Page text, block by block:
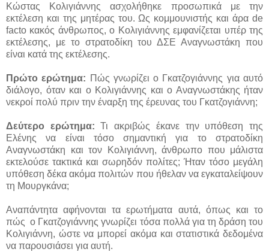
Κώστας Κολιγιάννης ασχολήθηκε προσωπικά με την
εκτέλεση και της μητέρας του. Ως κομμουνιστής και άρα de
facto κακός άνθρωπος, ο Κολιγιάννης εμφανίζεται υπέρ της
εκτέλεσης, με το στρατοδίκη του ΔΣΕ Αναγνωστάκη που
είναι κατά της εκτέλεσης.
Πρώτο ερώτημα: Πώς γνωρίζει ο Γκατζογιάννης για αυτό
διάλογο, όταν και ο Κολιγιάννης και ο Αναγνωστάκης ήταν
νεκροί πολύ πριν την έναρξη της έρευνας του Γκατζογιάννη;
Δεύτερο ερώτημα:Τι ακριβώς έκανε την υπόθεση της
Ελένης να είναι τόσο σημαντική για το στρατοδίκη
Αναγνωστάκη και τον Κολιγιάννη, άνθρωπο που μάλιστα
εκτελούσε τακτικά και σωρηδόν πολίτες; Ήταν τόσο μεγάλη
υπόθεση δέκα ακόμα πολιτών που ήθελαν να εγκαταλείψουν
τη Μουργκάνα;
Αναπάντητα αφήνονται τα ερωτήματα αυτά, όπως και το
πώς ο Γκατζογιάννης γνωρίζει τόσα πολλά για τη δράση του
Κολιγιάννη, ώστε να μπορεί ακόμα και στατιστικά δεδομένα
να παρουσιάσει για αυτή.